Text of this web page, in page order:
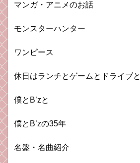
マンガ・アニメのお話
モンスターハンター
ワンピース
休日はランチとゲームとドライブと
僕とB’zと
僕とB’zの35年
名盤・名曲紹介